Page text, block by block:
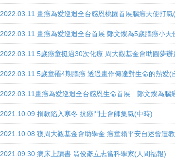
2022.03.11 畫癌為愛巡迴全台感恩桃園首展腦癌天使打氣
2022.03.11 畫癌為愛巡迴全台首展 鄭文燦為5歲腦癌小天
2022.03.11 5歲癌童挺過30次化療 周大觀基金會助圓夢
2022.03.11 5歲童罹4期腦癌 透過畫作傳達對生命的熱愛(
2022.03.11畫癌為愛巡迴全台感恩生命首展 鄭文燦為腦
2021.10.09 捐款陷入寒冬 抗癌鬥士會師集氣(中時)
2021.10.08 獲周大觀基金會助學金 癌童賴平安自述曾遭
2021.09.30 病床上讀書 翁俊彥立志當科學家(人間福報)